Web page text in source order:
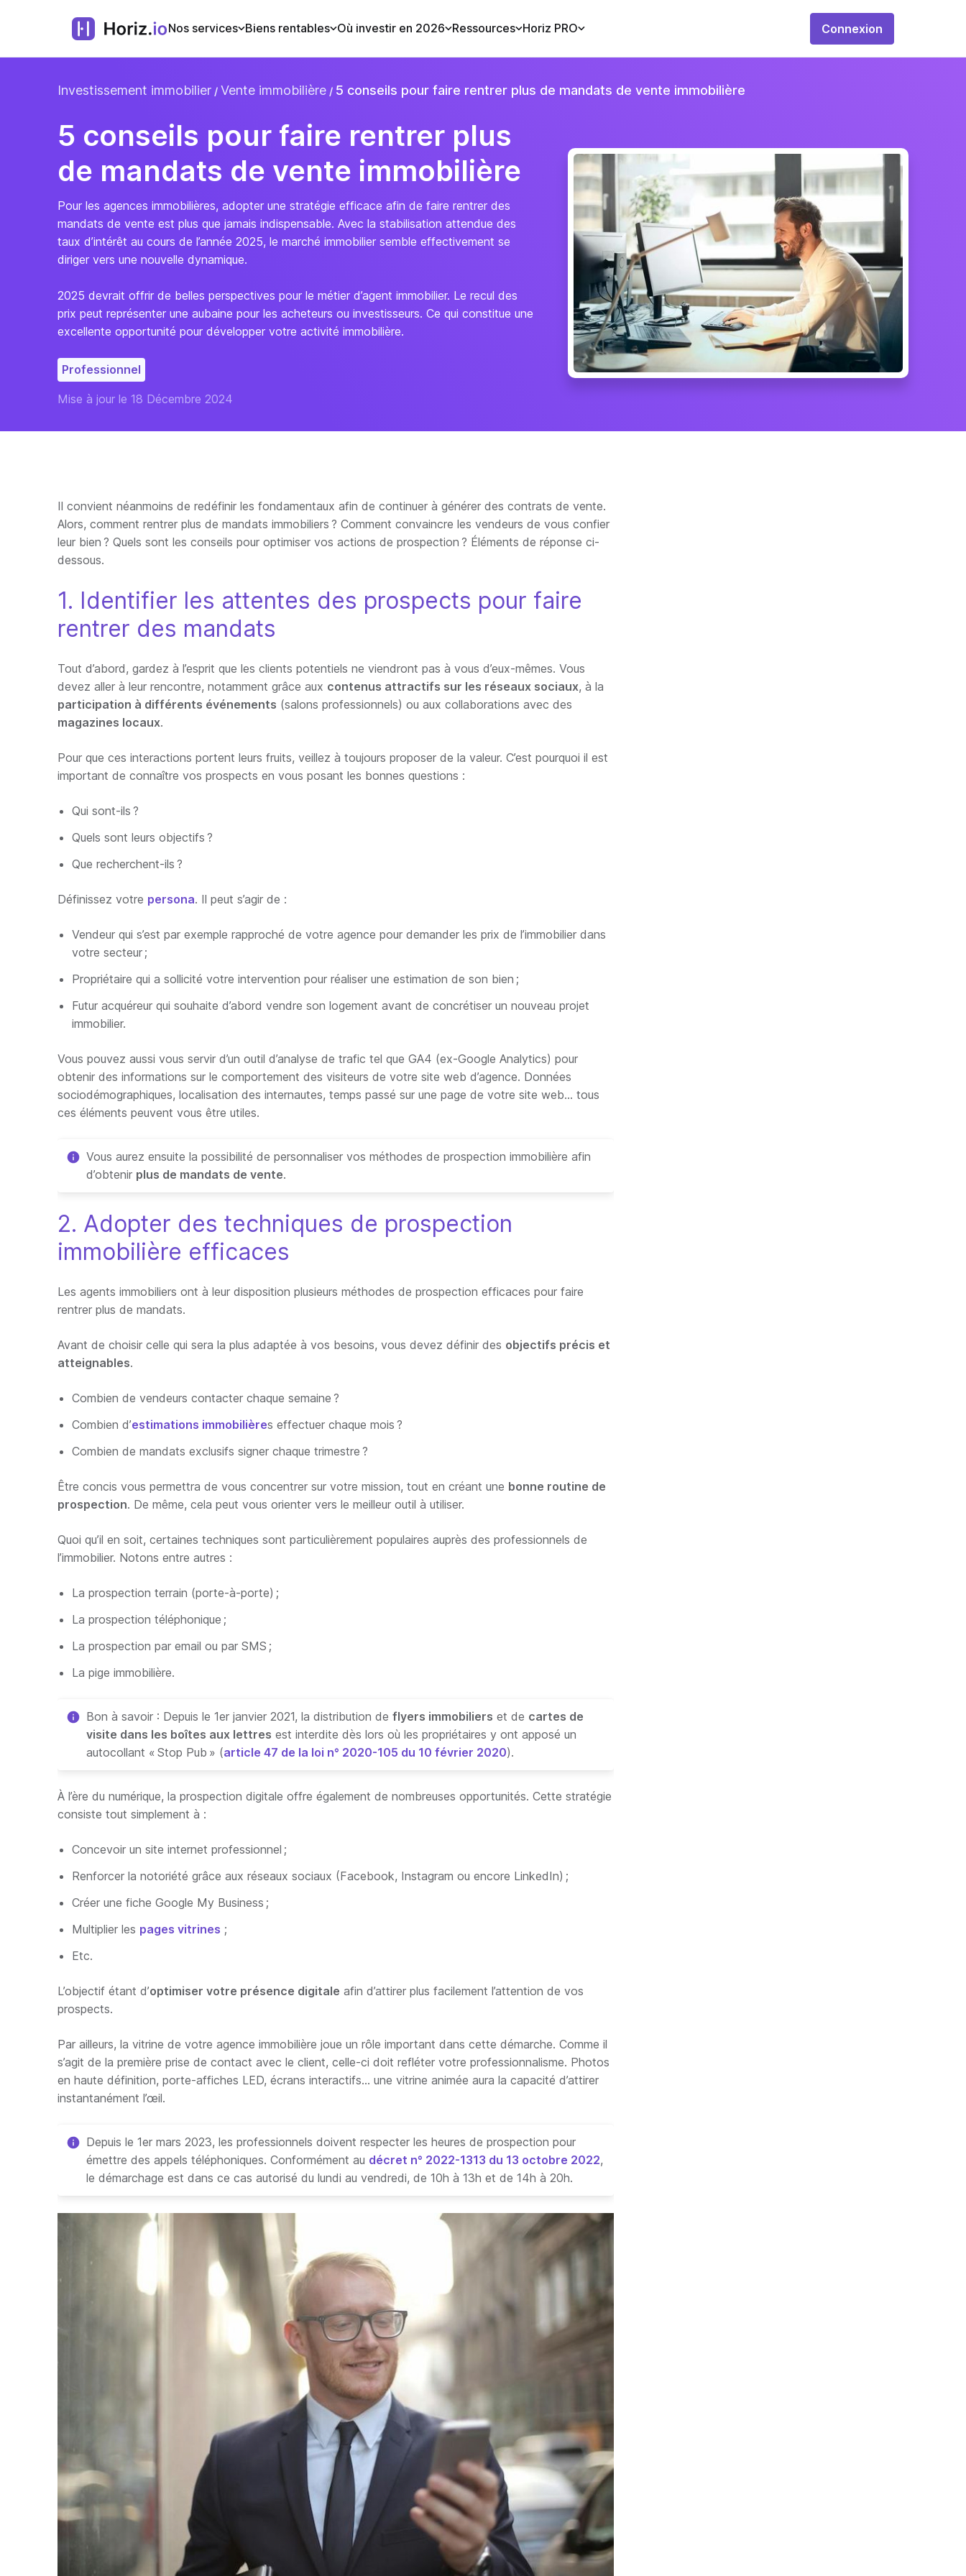
Nos services Biens rentables Où investir en 2026 Ressources Horiz PRO Connexion
Investissement immobilier Vente immobilière 5 conseils pour faire rentrer plus de mandats de vente immobilière
5 conseils pour faire rentrer plus
de mandats de vente immobilière
Pour les agences immobilières, adopter une stratégie efficace afin de faire rentrer des
mandats de vente est plus que jamais indispensable. Avec la stabilisation attendue des
taux d’intérêt au cours de l’année 2025, le marché immobilier semble effectivement se
diriger vers une nouvelle dynamique.
2025 devrait offrir de belles perspectives pour le métier d’agent immobilier. Le recul des
prix peut représenter une aubaine pour les acheteurs ou investisseurs. Ce qui constitue une
excellente opportunité pour développer votre activité immobilière.
Professionnel
Mise à jour le 18 Décembre 2024
Il convient néanmoins de redéfinir les fondamentaux afin de continuer à générer des contrats de vente.
Alors, comment rentrer plus de mandats immobiliers ? Comment convaincre les vendeurs de vous confier
leur bien ? Quels sont les conseils pour optimiser vos actions de prospection ? Éléments de réponse ci-
dessous.
1. Identifier les attentes des prospects pour faire
rentrer des mandats
Tout d’abord, gardez à l’esprit que les clients potentiels ne viendront pas à vous d’eux-mêmes. Vous
devez aller à leur rencontre, notamment grâce aux contenus attractifs sur les réseaux sociaux, à la
participation à différents événements (salons professionnels) ou aux collaborations avec des
magazines locaux.
Pour que ces interactions portent leurs fruits, veillez à toujours proposer de la valeur. C’est pourquoi il est
important de connaître vos prospects en vous posant les bonnes questions :
Qui sont-ils ?
Quels sont leurs objectifs ?
Que recherchent-ils ?
Définissez votre persona. Il peut s’agir de :
Vendeur qui s’est par exemple rapproché de votre agence pour demander les prix de l’immobilier dans
votre secteur ;
Propriétaire qui a sollicité votre intervention pour réaliser une estimation de son bien ;
Futur acquéreur qui souhaite d’abord vendre son logement avant de concrétiser un nouveau projet
immobilier.
Vous pouvez aussi vous servir d’un outil d’analyse de trafic tel que GA4 (ex-Google Analytics) pour
obtenir des informations sur le comportement des visiteurs de votre site web d’agence. Données
sociodémographiques, localisation des internautes, temps passé sur une page de votre site web… tous
ces éléments peuvent vous être utiles.
Vous aurez ensuite la possibilité de personnaliser vos méthodes de prospection immobilière afin
d’obtenir plus de mandats de vente.
2. Adopter des techniques de prospection
immobilière efficaces
Les agents immobiliers ont à leur disposition plusieurs méthodes de prospection efficaces pour faire
rentrer plus de mandats.
Avant de choisir celle qui sera la plus adaptée à vos besoins, vous devez définir des objectifs précis et
atteignables.
Combien de vendeurs contacter chaque semaine ?
Combien d’estimations immobilières effectuer chaque mois ?
Combien de mandats exclusifs signer chaque trimestre ?
Être concis vous permettra de vous concentrer sur votre mission, tout en créant une bonne routine de
prospection. De même, cela peut vous orienter vers le meilleur outil à utiliser.
Quoi qu’il en soit, certaines techniques sont particulièrement populaires auprès des professionnels de
l’immobilier. Notons entre autres :
La prospection terrain (porte-à-porte) ;
La prospection téléphonique ;
La prospection par email ou par SMS ;
La pige immobilière.
Bon à savoir : Depuis le 1er janvier 2021, la distribution de flyers immobiliers et de cartes de
visite dans les boîtes aux lettres est interdite dès lors où les propriétaires y ont apposé un
autocollant « Stop Pub » (article 47 de la loi n° 2020-105 du 10 février 2020).
À l’ère du numérique, la prospection digitale offre également de nombreuses opportunités. Cette stratégie
consiste tout simplement à :
Concevoir un site internet professionnel ;
Renforcer la notoriété grâce aux réseaux sociaux (Facebook, Instagram ou encore LinkedIn) ;
Créer une fiche Google My Business ;
Multiplier les pages vitrines ;
Etc.
L’objectif étant d’optimiser votre présence digitale afin d’attirer plus facilement l’attention de vos
prospects.
Par ailleurs, la vitrine de votre agence immobilière joue un rôle important dans cette démarche. Comme il
s’agit de la première prise de contact avec le client, celle-ci doit refléter votre professionnalisme. Photos
en haute définition, porte-affiches LED, écrans interactifs… une vitrine animée aura la capacité d’attirer
instantanément l’œil.
Depuis le 1er mars 2023, les professionnels doivent respecter les heures de prospection pour
émettre des appels téléphoniques. Conformément au décret n° 2022-1313 du 13 octobre 2022,
le démarchage est dans ce cas autorisé du lundi au vendredi, de 10h à 13h et de 14h à 20h.